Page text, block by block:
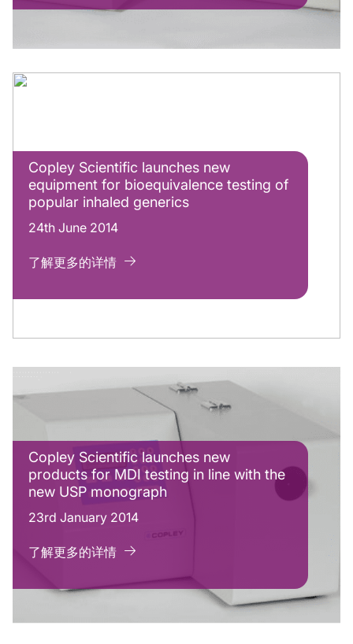
Copley Scientific launches new
equipment for bioequivalence testing of
popular inhaled generics
24th June 2014
了解更多的详情
Copley Scientific launches new
products for MDI testing in line with the
new USP monograph
23rd January 2014
了解更多的详情